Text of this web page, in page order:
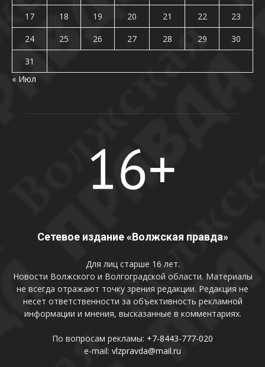
17
18 19 20 21 22
23
24
25 26 27 28 29
30
31
« Июл
Сетевое издание «Волжская правда»
Для лиц старше 16 лет.
Новости Волжского и Волгоградской области. Материалы
не всегда отражают точку зрения редакции. Редакция не
несет ответственности за объективность рекламной
информации и мнения, высказанные в комментариях.
По вопросам рекламы: +7-8443-777-020
e-mail: vlzpravda@mail.ru